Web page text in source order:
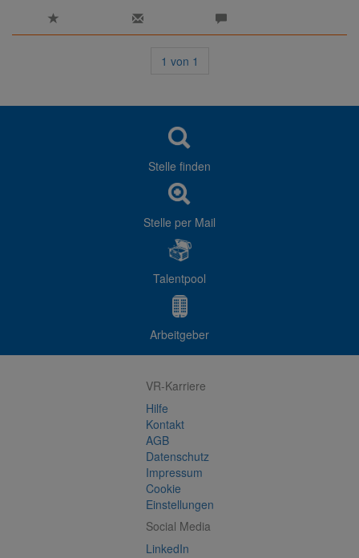
1 von 1
Stelle finden
Stelle per Mail
Talentpool
Arbeitgeber
VR-Karriere
Hilfe
Kontakt
AGB
Datenschutz
Impressum
Cookie
Einstellungen
Social Media
LinkedIn